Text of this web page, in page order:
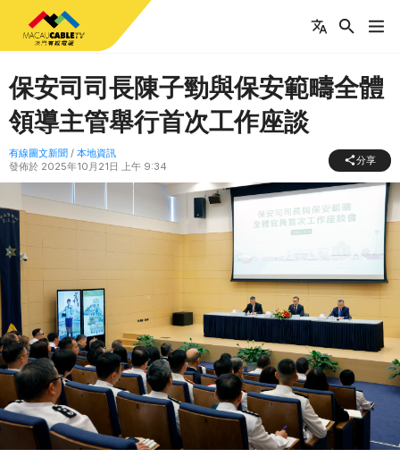
保安司司長陳子勁與保安範疇全體
領導主管舉行首次工作座談
有線圖文新聞 / 本地資訊
發佈於 2025年10月21日 上午 9:34
分享